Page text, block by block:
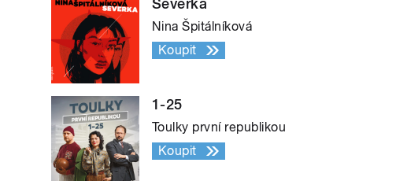
Severka
Nina Špitálníková
Koupit
1-25
Toulky první republikou
Koupit